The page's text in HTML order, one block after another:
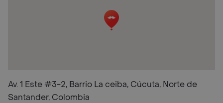
Av. 1 Este #3-2, Barrio La ceiba, Cúcuta, Norte de
Santander, Colombia